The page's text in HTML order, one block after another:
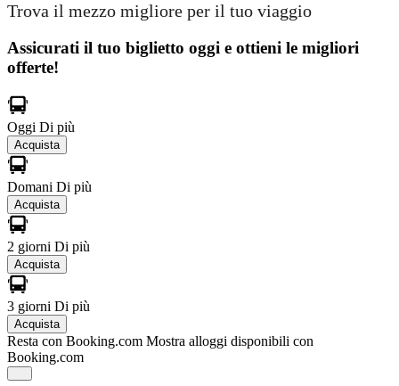
Trova il mezzo migliore per il tuo viaggio
Assicurati il ​​tuo biglietto oggi e ottieni le migliori
offerte!
Oggi Di più
Acquista
Domani Di più
Acquista
2 giorni Di più
Acquista
3 giorni Di più
Acquista
Resta con Booking.com Mostra alloggi disponibili con
Booking.com